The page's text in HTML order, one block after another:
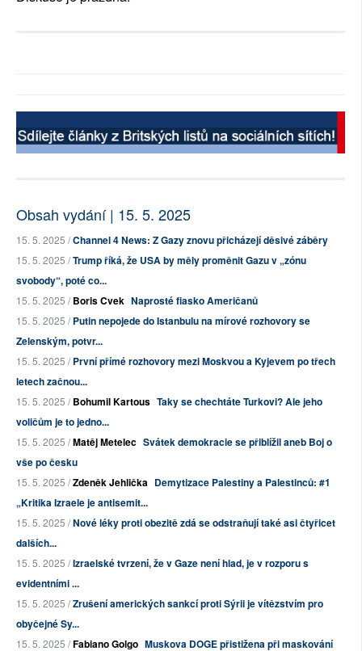
Obsah vydání | 15. 5. 2025
15. 5. 2025 /Channel 4 News: Z Gazy znovu přicházejí děsivé záběry
15. 5. 2025 /Trump říká, že USA by měly proměnit Gazu v „zónu
svobody“, poté co...
15. 5. 2025 /Boris Cvek Naprosté fiasko Američanů
15. 5. 2025 /Putin nepojede do Istanbulu na mírové rozhovory se
Zelenským, potvr...
15. 5. 2025 /První přímé rozhovory mezi Moskvou a Kyjevem po třech
letech začnou...
15. 5. 2025 /Bohumil Kartous Taky se chechtáte Turkovi? Ale jeho
voličům je to jedno...
15. 5. 2025 /Matěj Metelec Svátek demokracie se přiblížil aneb Boj o
vše po česku
15. 5. 2025 /Zdeněk Jehlička Demytizace Palestiny a Palestinců: #1
„Kritika Izraele je antisemit...
15. 5. 2025 /Nové léky proti obezitě zdá se odstraňují také asi čtyřicet
dalších...
15. 5. 2025 /Izraelské tvrzení, že v Gaze není hlad, je v rozporu s
evidentními ...
15. 5. 2025 /Zrušení amerických sankcí proti Sýrii je vítězstvím pro
obyčejné Sy...
15. 5. 2025 /Fabiano Golgo Muskova DOGE přistižena při maskování